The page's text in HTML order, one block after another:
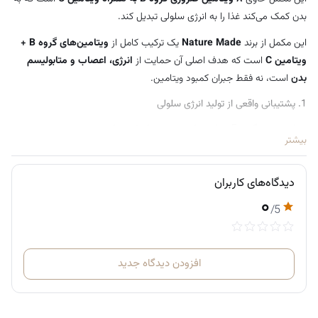
بدن کمک می‌کند غذا را به انرژی سلولی تبدیل کند.
این مکمل از برندNature Madeیک ترکیب کامل از
ویتامین‌های گروه B +
ویتامین C
است که هدف اصلی آن حمایت از انرژی، اعصاب و متابولیسم
بدن است، نه فقط جبران کمبود ویتامین.
1. پشتیبانی واقعی از تولید انرژی سلولی
کربوهیدرات‌ها، چربی‌ها و پروتئین‌ها را به انرژی تبدیل کند
عملکرد میتوکندری (مرکز تولید انرژی سلول) بهتر شود
این ترکیب به عملکرد مغز کمک می‌کند:
بهبود تمرکز و هوشیاری
بیشتر
دیدگاه‌های کاربران
۰/5
افزودن دیدگاه جدید